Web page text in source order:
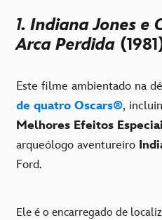
1. Indiana Jones e
Arca Perdida
Este filme ambientado na
de quatro Oscars®,
Melhores Efeitos
arqueólogo aventureiro
Ford.
Ele é o encarregado de